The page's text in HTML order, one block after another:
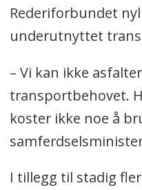
Rederiforbundet
underutnyttet
– Vi kan ikke
transportbehovet.
koster ikke noe å
I tillegg til stadig